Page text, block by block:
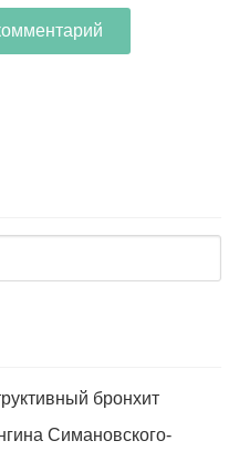
бронхит
Симановского-